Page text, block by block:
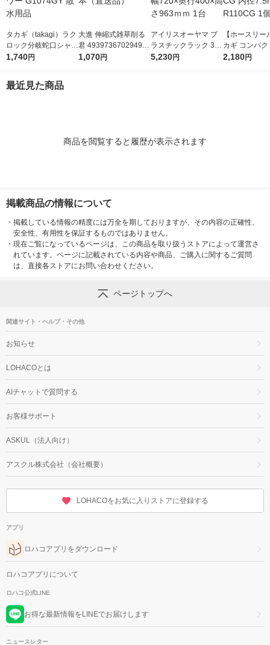
タカギ（takagi）ラク
ロック分岐蛇口シャワ
ー G1074GY 散水用品
1,740円
大進 伸縮式雑草削る
君 4939736702949 1
本（直送品）
1,070円
アイリスオーヤマ プ
ラスチックラック 3段
ブラック 幅720×奥行
5,230円
【ホースリー
カギ コンパ
ル 10m CG
2,180円
最近見た商品
商品を閲覧すると履歴が表示されます
掲載商品の情報について
・ 掲載している情報の精度には万全を期しておりますが、その内容の正確性、
安全性、有用性を保証するものではありません。
・ 現在ご覧になっているページは、この商品を取り扱うストアによって運営さ
れています。ページに記載されている内容や商品、ご購入に関するご質問
は、直接各ストアにお問い合わせください。
ページトップへ
関連サイト・ヘルプ・その他
お知らせ
LOHACOとは
AIチャットで質問する
お客様サポート
ASKUL（法人向け）
アスクル株式会社（会社概要）
LOHACOをお気に入りストアに登録する
アプリ
ロハコアプリをダウンロード
ロハコアプリについて
ロハコ公式LINE
お得な最新情報をLINEでお届けします
ニュースレター